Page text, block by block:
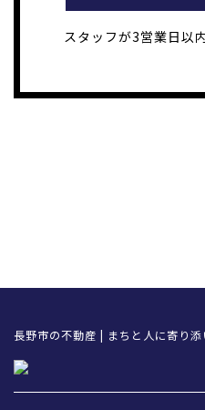
スタッフが3営業日以
長野市の不動産 | まちと人に寄り添